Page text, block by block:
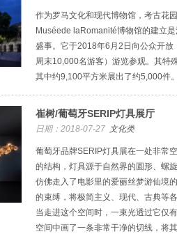
作为罗马文化和现代博物馆，考古花
Muséede laRomanité博物馆的建立
盛事。它于2018年6月2日向公众开
周末10,000名游客）游览参观。其特
其中约9,100平方米展出了约5,000件
崔树/葡萄牙SERIP灯具展厅
日期：2018-07-27 文化类
葡萄牙品牌SERIP灯具展在一处非常
的结构，灯具源于自然界的圆形、螺
仿佛走入了电影里的爱丽丝梦游仙境
的束缚，将极简主义、现代、古典等
当走进这个空间时，一束光透过它仅
空间中画了一条非常干净的切线，将